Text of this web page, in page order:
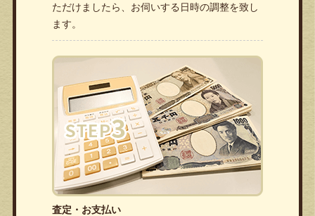
ただけましたら、お伺いする日時の調整を致し
ます。
査定・お支払い